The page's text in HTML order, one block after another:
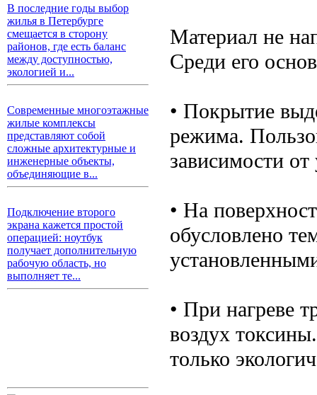
В последние годы выбор
жилья в Петербурге
смещается в сторону
районов, где есть баланс
между доступностью,
экологией и...
Современные многоэтажные
жилые комплексы
представляют собой
сложные архитектурные и
инженерные объекты,
объединяющие в...
Подключение второго
экрана кажется простой
операцией: ноутбук
получает дополнительную
рабочую область, но
выполняет те...
Материал не
Среди его
• Покрытие
режима.
зависимости
• На
обусловлено
• При нагреве
воздух
только